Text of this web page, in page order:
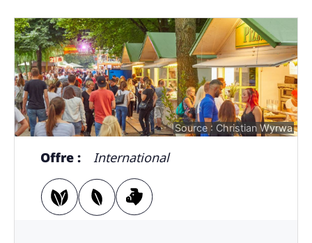
Source : Christian Wyrwa
Offre : International